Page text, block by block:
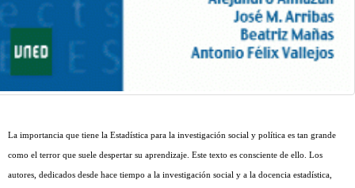
La importancia que tiene la Estadística para la investigación social y política es tan grande
como el terror que suele despertar su aprendizaje. Este texto es consciente de ello. Los
autores, dedicados desde hace tiempo a la investigación social y a la docencia estadística,